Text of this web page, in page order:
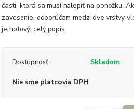
časti, ktorá sa musí nalepiť na ponožku.
zavesenie, odporúčam medzi dve vrstvy
je hotový. celý popis
Dostupnosť Skladom
Nie sme platcovia DPH